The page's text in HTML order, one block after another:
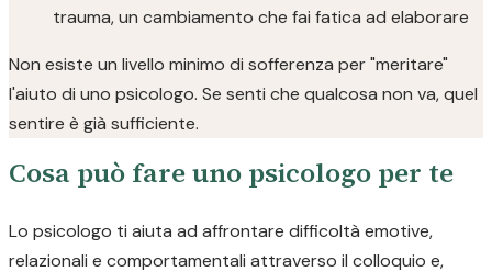
trauma, un cambiamento che fai fatica ad elaborare
Non esiste un livello minimo di sofferenza per "meritare"
l'aiuto di uno psicologo. Se senti che qualcosa non va, quel
sentire è già sufficiente.
Cosa può fare uno psicologo per te
Lo psicologo ti aiuta ad affrontare difficoltà emotive,
relazionali e comportamentali attraverso il colloquio e,